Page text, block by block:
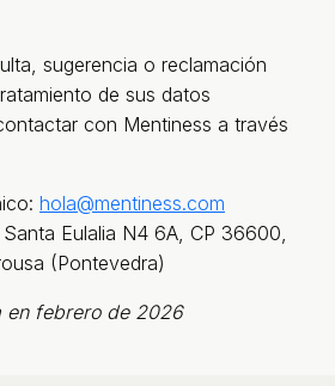
sugerencia o reclamación
de sus datos
con Mentiness a través
hola@mentiness.com
Eulalia N4 6A, CP 36600,
(Pontevedra)
en febrero de 2026